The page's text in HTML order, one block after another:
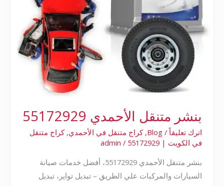
بنشر متنقل الأحمدي 55172929
اترك تعليقاً /
Blog
,كراج متنقل في الأحمدي,كراج متنقل
في الكويت | 55172929
/
admin
بنشر متنقل الأحمدي 55172929، أفضل خدمات صيانة
السيارات والمركبات علي الطريق – تبديل تواير، تبديل